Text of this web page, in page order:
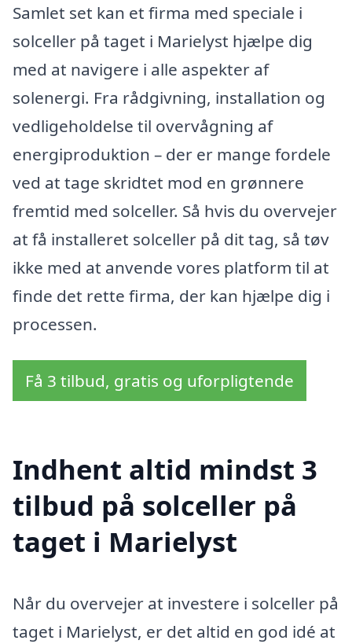
Samlet set kan et firma med speciale i
solceller på taget i Marielyst hjælpe dig
med at navigere i alle aspekter af
solenergi. Fra rådgivning, installation og
vedligeholdelse til overvågning af
energiproduktion – der er mange fordele
ved at tage skridtet mod en grønnere
fremtid med solceller. Så hvis du overvejer
at få installeret solceller på dit tag, så tøv
ikke med at anvende vores platform til at
finde det rette firma, der kan hjælpe dig i
processen.
Få 3 tilbud, gratis og uforpligtende
Indhent altid mindst 3
tilbud på solceller på
taget i Marielyst
Når du overvejer at investere i solceller på
taget i Marielyst, er det altid en god idé at